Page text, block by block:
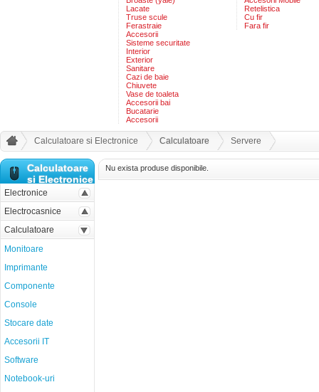
Lacate
Truse scule
Ferastraie
Accesorii
Sisteme securitate
Interior
Exterior
Sanitare
Cazi de baie
Chiuvete
Vase de toaleta
Accesorii bai
Bucatarie
Accesorii
Retelistica
Cu fir
Fara fir
Calculatoare si Electronice Calculatoare Servere
Nu exista produse disponibile.
Calculatoare
si Electronice
Electronice
Electrocasnice
Calculatoare
Monitoare
Imprimante
Componente
Console
Stocare date
Accesorii IT
Software
Notebook-uri